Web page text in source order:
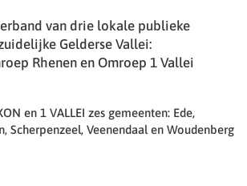
van drie lokale publieke
Gelderse Vallei:
Rhenen en Omroep 1 Vallei
en 1 VALLEI zes gemeenten: Ede,
Scherpenzeel, Veenendaal en Woudenberg